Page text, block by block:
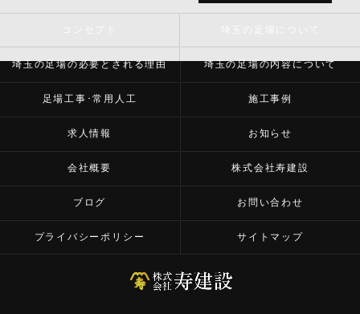
埼玉の足場の必要とされる理由 埼玉の足場の内容について
足場工事･常用人工 施工事例
求人情報 お知らせ
会社概要 株式会社寿建設
ブログ お問い合わせ
プライバシーポリシー サイトマップ